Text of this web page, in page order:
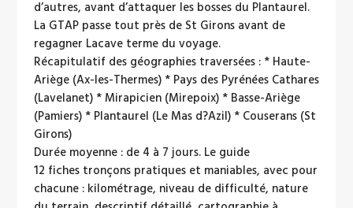
d’autres, avant d’attaquer les bosses du Plantaurel.
La GTAP passe tout près de St Girons avant de
regagner Lacave terme du voyage.
Récapitulatif des géographies traversées : * Haute-
Ariège (Ax-les-Thermes) * Pays des Pyrénées Cathares
(Lavelanet) * Mirapicien (Mirepoix) * Basse-Ariège
(Pamiers) * Plantaurel (Le Mas d?Azil) * Couserans (St
Girons)
Durée moyenne : de 4 à 7 jours. Le guide
12 fiches tronçons pratiques et maniables, avec pour
chacune : kilométrage, niveau de difficulté, nature